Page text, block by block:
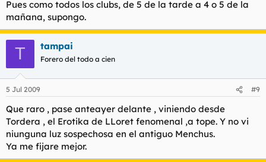
Pues como todos los clubs, de 5 de la tarde a 4 o 5 de la
mañana, supongo.
T tampai
Forero del todo a cien
5 Jul 2009 #9
Que raro , pase anteayer delante , viniendo desde
Tordera , el Erotika de LLoret fenomenal ,a tope. Y no vi
niunguna luz sospechosa en el antiguo Menchus.
Ya me fijare mejor.